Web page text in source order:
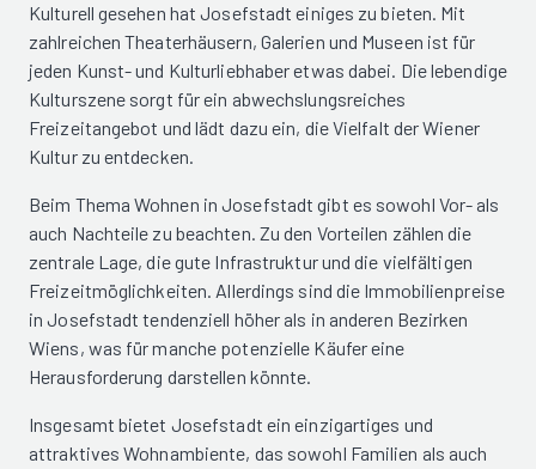
Kulturell gesehen hat Josefstadt einiges zu bieten. Mit
zahlreichen Theaterhäusern, Galerien und Museen ist für
jeden Kunst- und Kulturliebhaber etwas dabei. Die lebendige
Kulturszene sorgt für ein abwechslungsreiches
Freizeitangebot und lädt dazu ein, die Vielfalt der Wiener
Kultur zu entdecken.
Beim Thema Wohnen in Josefstadt gibt es sowohl Vor- als
auch Nachteile zu beachten. Zu den Vorteilen zählen die
zentrale Lage, die gute Infrastruktur und die vielfältigen
Freizeitmöglichkeiten. Allerdings sind die Immobilienpreise
in Josefstadt tendenziell höher als in anderen Bezirken
Wiens, was für manche potenzielle Käufer eine
Herausforderung darstellen könnte.
Insgesamt bietet Josefstadt ein einzigartiges und
attraktives Wohnambiente, das sowohl Familien als auch